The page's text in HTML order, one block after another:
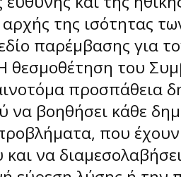
της ισότητας
παρέμβασης για
θεσμοθέτηση του
προσπάθεια
να βοηθήσει κάθε
που
να